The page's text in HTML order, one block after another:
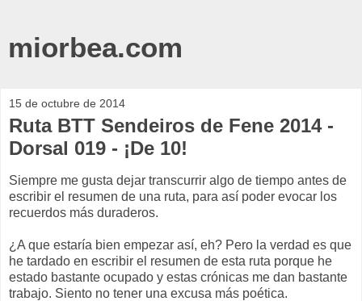
miorbea.com
15 de octubre de 2014
Ruta BTT Sendeiros de Fene 2014 -
Dorsal 019 - ¡De 10!
Siempre me gusta dejar transcurrir algo de tiempo antes de
escribir el resumen de una ruta, para así poder evocar los
recuerdos más duraderos.
¿A que estaría bien empezar así, eh? Pero la verdad es que
he tardado en escribir el resumen de esta ruta porque he
estado bastante ocupado y estas crónicas me dan bastante
trabajo. Siento no tener una excusa más poética.